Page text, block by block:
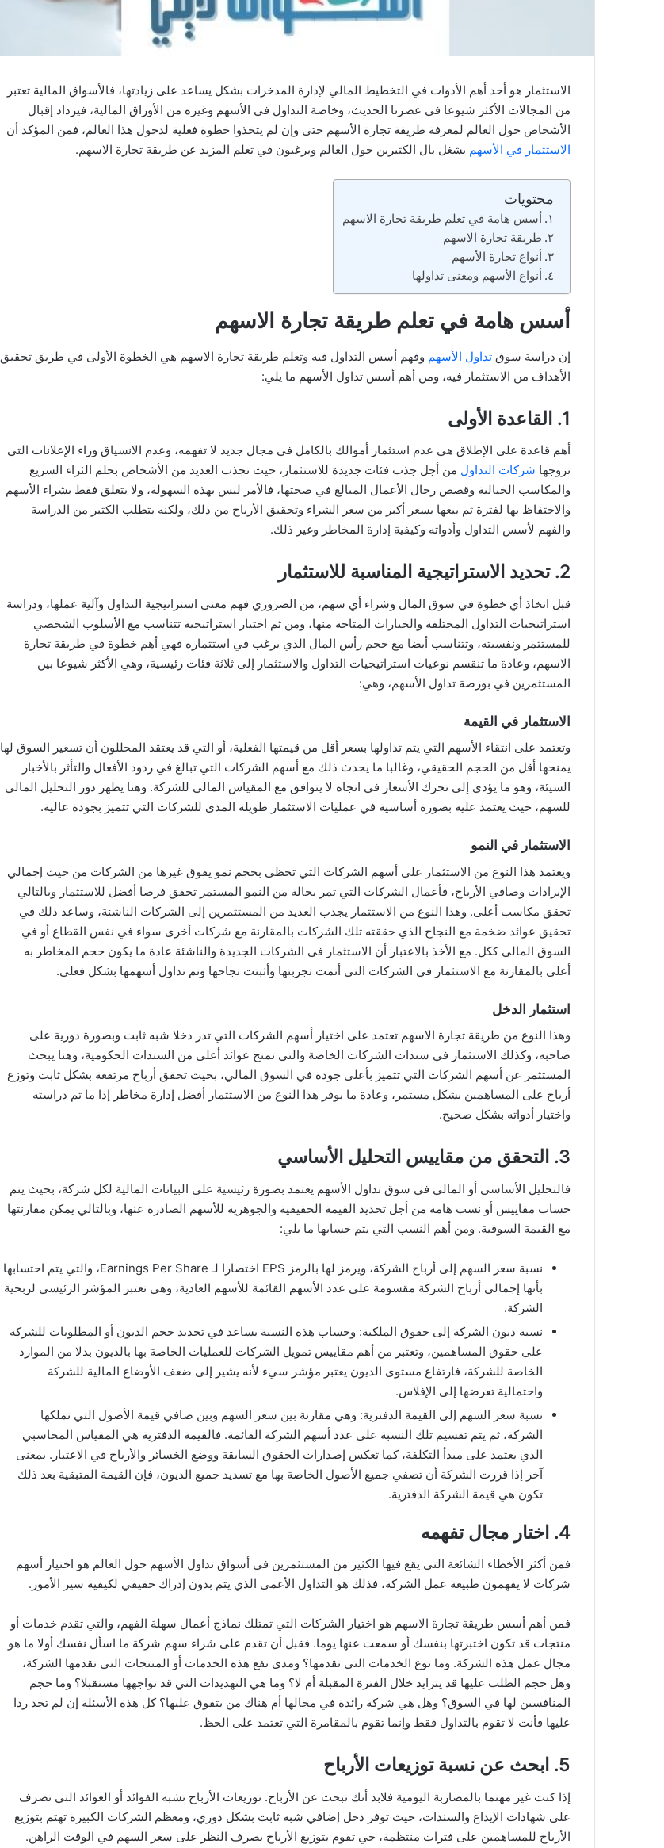
الاستثمار هو أحد أهم الأدوات في التخطيط المالي لإدارة المدخرات بشكل يساعد على زيادتها، فالأسواق المالية تعتبر
من المجالات الأكثر شيوعا في عصرنا الحديث، وخاصة التداول في الأسهم وغيره من الأوراق المالية، فيزداد إقبال
الأشخاص حول العالم لمعرفة طريقة تجارة الأسهم حتى وإن لم يتخذوا خطوة فعلية لدخول هذا العالم، فمن المؤكد أن
الاستثمار في الأسهم يشغل بال الكثيرين حول العالم ويرغبون في تعلم المزيد عن طريقة تجارة الاسهم.
محتويات
أسس هامة في تعلم طريقة تجارة الاسهم
طريقة تجارة الاسهم
أنواع تجارة الأسهم
أنواع الأسهم ومعنى تداولها
أسس هامة في تعلم طريقة تجارة الاسهم
إن دراسة سوق تداول الأسهم وفهم أسس التداول فيه وتعلم طريقة تجارة الاسهم هي الخطوة الأولى في طريق تحقيق
الأهداف من الاستثمار فيه، ومن أهم أسس تداول الأسهم ما يلي:
1. القاعدة الأولى
أهم قاعدة على الإطلاق هي عدم استثمار أموالك بالكامل في مجال جديد لا تفهمه، وعدم الانسياق وراء الإعلانات التي
تروجها شركات التداول من أجل جذب فئات جديدة للاستثمار، حيث تجذب العديد من الأشخاص بحلم الثراء السريع
والمكاسب الخيالية وقصص رجال الأعمال المبالغ في صحتها، فالأمر ليس بهذه السهولة، ولا يتعلق فقط بشراء الأسهم
والاحتفاظ بها لفترة ثم بيعها بسعر أكبر من سعر الشراء وتحقيق الأرباح من ذلك، ولكنه يتطلب الكثير من الدراسة
والفهم لأسس التداول وأدواته وكيفية إدارة المخاطر وغير ذلك.
2. تحديد الاستراتيجية المناسبة للاستثمار
قبل اتخاذ أي خطوة في سوق المال وشراء أي سهم، من الضروري فهم معنى استراتيجية التداول وآلية عملها، ودراسة
استراتيجيات التداول المختلفة والخيارات المتاحة منها، ومن ثم اختيار استراتيجية تتناسب مع الأسلوب الشخصي
للمستثمر ونفسيته، وتتناسب أيضا مع حجم رأس المال الذي يرغب في استثماره فهي أهم خطوة في طريقة تجارة
الاسهم، وعادة ما تنقسم نوعيات استراتيجيات التداول والاستثمار إلى ثلاثة فئات رئيسية، وهي الأكثر شيوعا بين
المستثمرين في بورصة تداول الأسهم، وهي:
الاستثمار في القيمة
وتعتمد على انتقاء الأسهم التي يتم تداولها بسعر أقل من قيمتها الفعلية، أو التي قد يعتقد المحللون أن تسعير السوق لها
يمنحها أقل من الحجم الحقيقي، وغالبا ما يحدث ذلك مع أسهم الشركات التي تبالغ في ردود الأفعال والتأثر بالأخبار
السيئة، وهو ما يؤدي إلى تحرك الأسعار في اتجاه لا يتوافق مع المقياس المالي للشركة. وهنا يظهر دور التحليل المالي
للسهم، حيث يعتمد عليه بصورة أساسية في عمليات الاستثمار طويلة المدى للشركات التي تتميز بجودة عالية.
الاستثمار في النمو
ويعتمد هذا النوع من الاستثمار على أسهم الشركات التي تحظى بحجم نمو يفوق غيرها من الشركات من حيث إجمالي
الإيرادات وصافي الأرباح، فأعمال الشركات التي تمر بحالة من النمو المستمر تحقق فرصا أفضل للاستثمار وبالتالي
تحقق مكاسب أعلى. وهذا النوع من الاستثمار يجذب العديد من المستثمرين إلى الشركات الناشئة، وساعد ذلك في
تحقيق عوائد ضخمة مع النجاح الذي حققته تلك الشركات بالمقارنة مع شركات أخرى سواء في نفس القطاع أو في
السوق المالي ككل. مع الأخذ بالاعتبار أن الاستثمار في الشركات الجديدة والناشئة عادة ما يكون حجم المخاطر به
أعلى بالمقارنة مع الاستثمار في الشركات التي أتمت تجربتها وأثبتت نجاحها وتم تداول أسهمها بشكل فعلي.
استثمار الدخل
وهذا النوع من طريقة تجارة الاسهم تعتمد على اختيار أسهم الشركات التي تدر دخلا شبه ثابت وبصورة دورية على
صاحبه، وكذلك الاستثمار في سندات الشركات الخاصة والتي تمنح عوائد أعلى من السندات الحكومية، وهنا يبحث
المستثمر عن أسهم الشركات التي تتميز بأعلى جودة في السوق المالي، بحيث تحقق أرباح مرتفعة بشكل ثابت وتوزع
أرباح على المساهمين بشكل مستمر، وعادة ما يوفر هذا النوع من الاستثمار أفضل إدارة مخاطر إذا ما تم دراسته
واختيار أدواته بشكل صحيح.
3. التحقق من مقاييس التحليل الأساسي
فالتحليل الأساسي أو المالي في سوق تداول الأسهم يعتمد بصورة رئيسية على البيانات المالية لكل شركة، بحيث يتم
حساب مقاييس أو نسب هامة من أجل تحديد القيمة الحقيقية والجوهرية للأسهم الصادرة عنها، وبالتالي يمكن مقارنتها
مع القيمة السوقية. ومن أهم النسب التي يتم حسابها ما يلي:
نسبة سعر السهم إلى أرباح الشركة، ويرمز لها بالرمز EPS اختصارا لـ Earnings Per Share، والتي يتم احتسابها
بأنها إجمالي أرباح الشركة مقسومة على عدد الأسهم القائمة للأسهم العادية، وهي تعتبر المؤشر الرئيسي لربحية
الشركة.
نسبة ديون الشركة إلى حقوق الملكية: وحساب هذه النسبة يساعد في تحديد حجم الديون أو المطلوبات للشركة
على حقوق المساهمين، وتعتبر من أهم مقاييس تمويل الشركات للعمليات الخاصة بها بالديون بدلا من الموارد
الخاصة للشركة، فارتفاع مستوى الديون يعتبر مؤشر سيء لأنه يشير إلى ضعف الأوضاع المالية للشركة
واحتمالية تعرضها إلى الإفلاس.
نسبة سعر السهم إلى القيمة الدفترية: وهي مقارنة بين سعر السهم وبين صافي قيمة الأصول التي تملكها
الشركة، ثم يتم تقسيم تلك النسبة على عدد أسهم الشركة القائمة. فالقيمة الدفترية هي المقياس المحاسبي
الذي يعتمد على مبدأ التكلفة، كما تعكس إصدارات الحقوق السابقة ووضع الخسائر والأرباح في الاعتبار. بمعنى
آخر إذا قررت الشركة أن تصفي جميع الأصول الخاصة بها مع تسديد جميع الديون، فإن القيمة المتبقية بعد ذلك
تكون هي قيمة الشركة الدفترية.
4. اختار مجال تفهمه
فمن أكثر الأخطاء الشائعة التي يقع فيها الكثير من المستثمرين في أسواق تداول الأسهم حول العالم هو اختيار أسهم
شركات لا يفهمون طبيعة عمل الشركة، فذلك هو التداول الأعمى الذي يتم بدون إدراك حقيقي لكيفية سير الأمور.
فمن أهم أسس طريقة تجارة الاسهم هو اختيار الشركات التي تمتلك نماذج أعمال سهلة الفهم، والتي تقدم خدمات أو
منتجات قد تكون اختبرتها بنفسك أو سمعت عنها يوما. فقبل أن تقدم على شراء سهم شركة ما اسأل نفسك أولا ما هو
مجال عمل هذه الشركة. وما نوع الخدمات التي تقدمها؟ ومدى نفع هذه الخدمات أو المنتجات التي تقدمها الشركة،
وهل حجم الطلب عليها قد يتزايد خلال الفترة المقبلة أم لا؟ وما هي التهديدات التي قد تواجهها مستقبلا؟ وما حجم
المنافسين لها في السوق؟ وهل هي شركة رائدة في مجالها أم هناك من يتفوق عليها؟ كل هذه الأسئلة إن لم تجد ردا
عليها فأنت لا تقوم بالتداول فقط وإنما تقوم بالمقامرة التي تعتمد على الحظ.
5. ابحث عن نسبة توزيعات الأرباح
إذا كنت غير مهتما بالمضاربة اليومية فلابد أنك تبحث عن الأرباح. توزيعات الأرباح تشبه الفوائد أو العوائد التي تصرف
على شهادات الإيداع والسندات، حيث توفر دخل إضافي شبه ثابت بشكل دوري، ومعظم الشركات الكبيرة تهتم بتوزيع
الأرباح للمساهمين على فترات منتظمة، حي تقوم بتوزيع الأرباح بصرف النظر على سعر السهم في الوقت الراهن.